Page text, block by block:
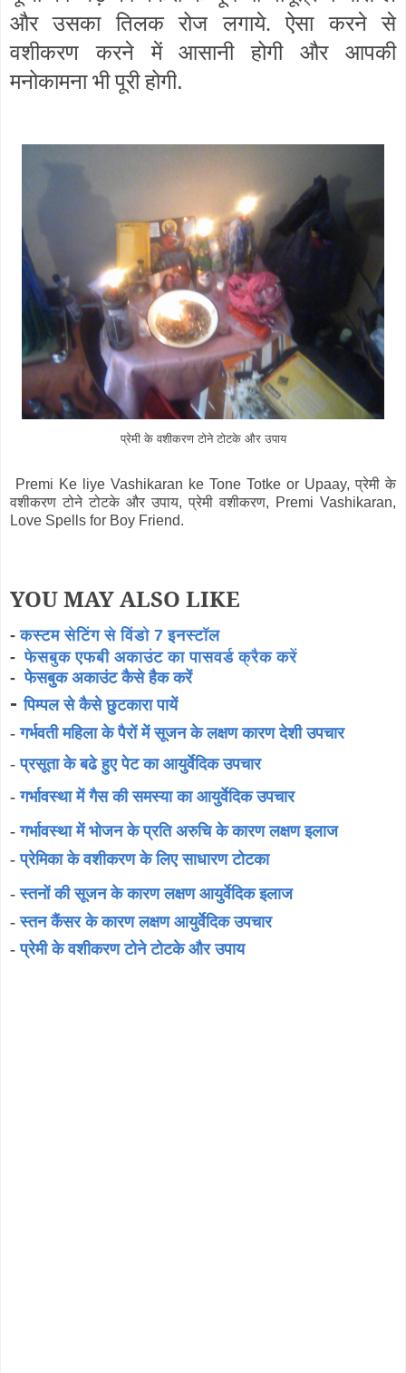
और उसका तिलक रोज लगाये. ऐसा करने से
वशीकरण करने में आसानी होगी और आपकी
मनोकामना भी पूरी होगी.
प्रेमी के वशीकरण टोने टोटके और उपाय
Premi Ke liye Vashikaran ke Tone Totke or Upaay, प्रेमी के
वशीकरण टोने टोटके और उपाय, प्रेमी वशीकरण, Premi Vashikaran,
Love Spells for Boy Friend.
YOU MAY ALSO LIKE
-कस्टम सेटिंग से विंडो 7 इनस्टॉल
-फेसबुक एफबी अकाउंट का पासवर्ड क्रैक करें
-फेसबुक अकाउंट कैसे हैक करें
-पिम्पल से कैसे छुटकारा पायें
-गर्भवती महिला के पैरों में सूजन के लक्षण कारण देशी उपचार
-प्रसूता के बढे हुए पेट का आयुर्वेदिक उपचार
-गर्भावस्था में गैस की समस्या का आयुर्वेदिक उपचार
-गर्भावस्था में भोजन के प्रति अरुचि के कारण लक्षण इलाज
-प्रेमिका के वशीकरण के लिए साधारण टोटका
-स्तनों की सूजन के कारण लक्षण आयुर्वेदिक इलाज
-स्तन कैंसर के कारण लक्षण आयुर्वेदिक उपचार
-प्रेमी के वशीकरण टोने टोटके और उपाय